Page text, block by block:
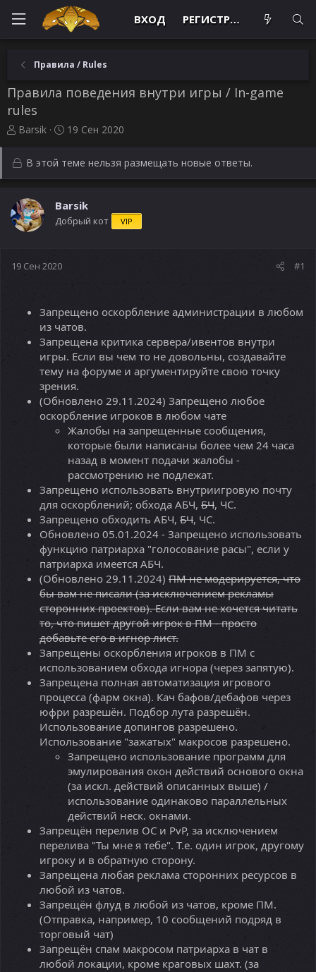
ВХОД РЕГИСТРАЦИЯ
Правила / Rules
Правила поведения внутри игры / In-game
rules
А
т
о
р
т
е
м
ы
Barsik
Д
а
н
ч
а
19 Сен 2020
В этой теме нельзя размещать новые ответы.
Barsik
Добрый кот VIP
19 Сен 2020 #1
Запрещено оскорбление администрации в любом
из чатов.
Запрещена критика сервера/ивентов внутри
игры. Если вы чем то не довольны, создавайте
тему на форуме и аргументируйте свою точку
зрения.
(Обновлено 29.11.2024) Запрещено любое
оскорбление игроков в любом чате
Жалобы на запрещенные сообщения,
которые были написаны более чем 24 часа
назад в момент подачи жалобы -
рассмотрению не подлежат.
Запрещено использовать внутриигровую почту
для оскорблений; обхода АБЧ, БЧ, ЧС.
Запрещено обходить АБЧ, БЧ, ЧС.
Обновлено 05.01.2024 - Запрещено использовать
функцию патриарха "голосование расы", если у
патриарха имеется АБЧ.
(Обновлено 29.11.2024) ПМ не модерируется, что
бы вам не писали (за исключением рекламы
сторонних проектов). Если вам не хочется читать
то, что пишет другой игрок в ПМ - просто
добавьте его в игнор лист.
Запрещены оскорбления игроков в ПМ с
использованием обхода игнора (через запятую).
Запрещена полная автоматизация игрового
процесса (фарм окна). Кач бафов/дебафов через
юфри разрешён. Подбор лута разрешён.
Использование допингов разрешено.
Использование "зажатых" макросов разрешено.
Запрещено использование программ для
эмулирования окон действий основого окна
(за искл. действий описанных выше) /
использование одинаково параллельных
действий неск. окнами.
Запрещён перелив ОС и PvP, за исключением
перелива "Ты мне я тебе". Т.е. один игрок, другому
игроку и в обратную сторону.
Запрещена любая реклама сторонних ресурсов в
любой из чатов.
Запрещён флуд в любой из чатов, кроме ПМ.
(Отправка, например, 10 сообщений подряд в
торговый чат)
Запрещён спам макросом патриарха в чат в
любой локации, кроме краговых шахт. (за